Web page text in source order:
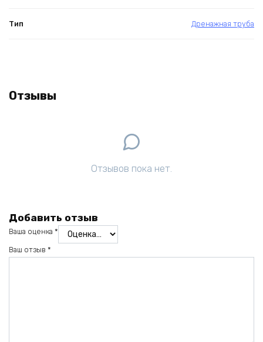
Тип Дренажная труба
Отзывы
Отзывов пока нет.
Добавить отзыв
Ваша оценка *
Ваш отзыв *